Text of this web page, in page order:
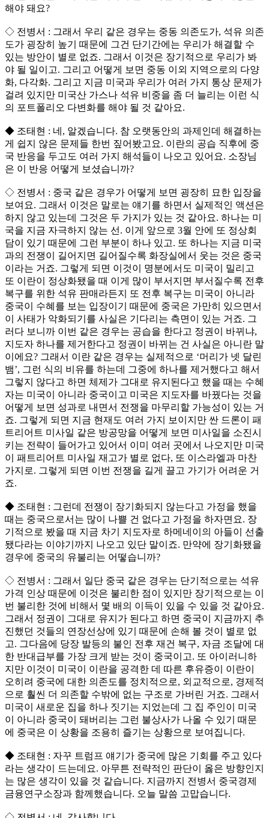
해야 돼요?
◇ 전병서 : 그래서 우리 같은 경우는 중동 의존도가, 석유 의존
도가 굉장히 높기 때문에 그건 단기간에는 우리가 해결할 수
있는 방안이 별로 없죠. 그래서 이것은 장기적으로 우리가 봐
야 될 일이고. 그리고 어떻게 보면 중동 이외 지역으로의 다양
화, 다각화. 그리고 지금 미국과 우리가 여러 가지 통상 문제가
걸려 있지만 미국산 가스나 석유 비중을 좀 더 늘리는 이런 식
의 포트폴리오 다변화를 해야 될 것 같아요.
◆ 조태현 : 네, 알겠습니다. 참 오랫동안의 과제인데 해결하는
게 쉽지 않은 문제들 한번 짚어봤고요. 이란의 공습 직후에 중
국 반응을 두고도 여러 가지 해석들이 나오고 있어요. 소장님
은 이 반응 어떻게 보셨습니까?
◇ 전병서 : 중국 같은 경우가 어떻게 보면 굉장히 묘한 입장을
보여요. 그래서 이것은 말로는 얘기를 하면서 실제적인 액션은
하지 않고 있는데 그것은 두 가지가 있는 것 같아요. 하나는 미
국을 지금 자극하지 않는 선. 이게 앞으로 3월 안에 또 정상회
담이 있기 때문에 그런 부분이 하나 있고. 또 하나는 지금 미국
과의 전쟁이 길어지면 길어질수록 화장실에서 웃는 것은 중국
이라는 거죠. 그렇게 되면 이것이 명분에서도 미국이 밀리고
또 이란이 정상화됐을 때 이게 많이 부서지면 부서질수록 전후
복구를 위한 석유 판매라든지 또 전후 복구는 미국이 아니라
중국이 수혜를 보는 입장이기 때문에 중국은 가만히 있으면서
이 사태가 악화되기를 사실은 기다리는 측면이 있는 거죠. 그
러다 보니까 이번 같은 경우는 공습을 한다고 정권이 바뀌냐,
지도자 하나를 제거한다고 정권이 바뀌는 건 사실은 아니란 말
이에요? 그래서 이란 같은 경우는 실제적으로 ‘머리가 넷 달린
뱀’, 그런 식의 비유를 하는데 그중에 하나를 제거했다고 해서
그렇지 않다고 하면 체제가 그대로 유지된다고 했을 때는 수혜
자는 미국이 아니라 중국이고 미국은 지도자를 바꿨다는 것을
어떻게 보면 성과로 내면서 전쟁을 마무리할 가능성이 있는 거
죠. 그렇게 되면 지금 현재도 여러 가지 보이지만 싼 드론이 패
트리어트 미사일 같은 방공망을 어떻게 보면 미사일을 소진시
키는 전략이 들어가고 있어서 이미 여러 곳에서 나오지만 미국
이 패트리어트 미사일 재고가 별로 없다, 또 이스라엘과 마찬
가지로. 그렇게 되면 이번 전쟁을 길게 끌고 가기가 어려운 거
죠.
◆ 조태현 : 그런데 전쟁이 장기화되지 않는다고 가정을 했을
때는 중국으로서는 많이 나쁠 건 없다고 가정을 하자면요. 장
기적으로 봤을 때 지금 차기 지도자로 하메네이의 아들이 선출
됐다라는 이야기까지 나오고 있단 말이죠. 만약에 장기화됐을
경우에 중국의 유불리는 어떻습니까?
◇ 전병서 : 그래서 일단 중국 같은 경우는 단기적으로는 석유
가격 인상 때문에 이것은 불리한 점이 있지만 장기적으로는 이
번 불리한 것에 비해서 몇 배의 이득이 있을 수 있을 것 같아요.
그래서 정권이 그대로 유지가 된다고 하면 중국이 지금까지 추
진했던 것들의 연장선상에 있기 때문에 손해 볼 것이 별로 없
고. 그다음에 당장 발등의 불인 전후 재건 복구, 자금 조달에 대
한 반대급부를 가장 크게 받는 것이 중국이고. 또 아이러니하
지만 이것이 미국이 이란을 공격한 데 따른 후유증이 이란이
오히려 중국에 대한 의존도를 정치적으로, 외교적으로, 경제적
으로 훨씬 더 의존할 수밖에 없는 구조로 가버린 거죠. 그래서
미국이 새로운 집을 하나 짓기는 지었는데 그 집 주인이 미국
이 아니라 중국이 돼버리는 그런 불상사가 나올 수 있기 때문
에 중국은 이 상황을 조용히 즐기는 상황으로 보여집니다.
◆ 조태현 : 자꾸 트럼프 얘기가 중국에 많은 기회를 주고 있다
라는 생각이 드는데요. 아무튼 전략적인 판단이 옳은 방향인지
는 많은 생각이 있을 것 같습니다. 지금까지 전병서 중국경제
금융연구소장과 함께했습니다. 오늘 말씀 고맙습니다.